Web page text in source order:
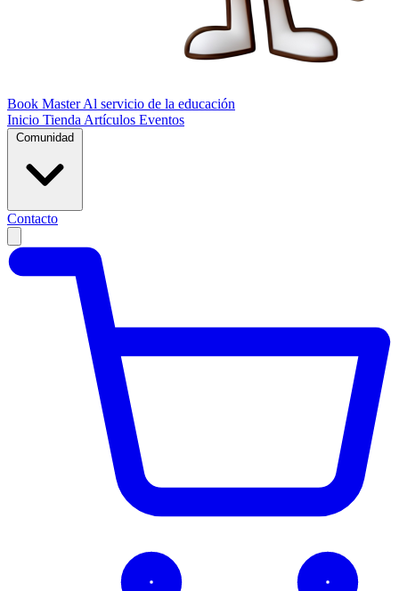
Book Master Al servicio de la educación
Inicio Tienda Artículos Eventos
Comunidad
Contacto